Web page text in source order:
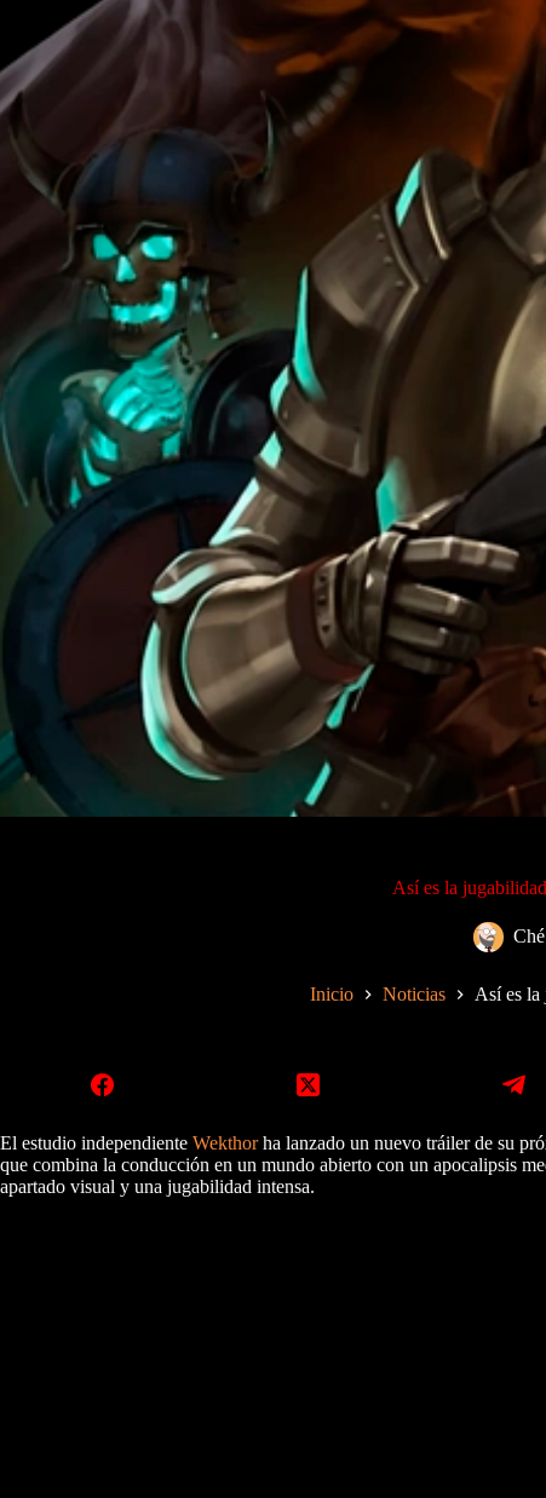
Así es la
Inicio Noticias Así es la
El estudio independiente Wekthorha lanzado un nuevo tráiler de su
que combina la conducción en un mundo abierto con un apocalipsis
apartado visual y una jugabilidad intensa.